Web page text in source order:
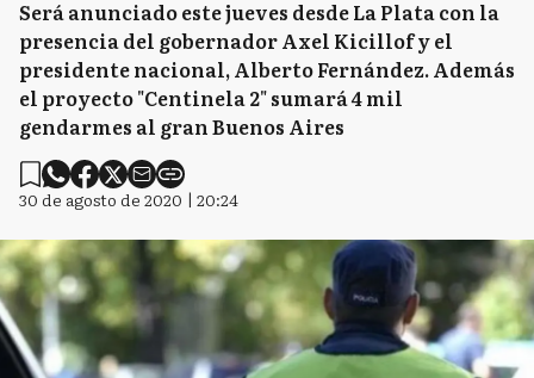
Será anunciado este jueves desde La Plata con la
presencia del gobernador Axel Kicillof y el
presidente nacional, Alberto Fernández. Además
el proyecto "Centinela 2" sumará 4 mil
gendarmes al gran Buenos Aires
30 de agosto de 2020 | 20:24